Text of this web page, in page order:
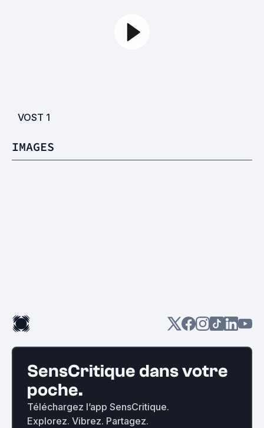
VOST 1
IMAGES
SensCritique dans votre
poche.
Téléchargez l’app SensCritique.
Explorez. Vibrez. Partagez.